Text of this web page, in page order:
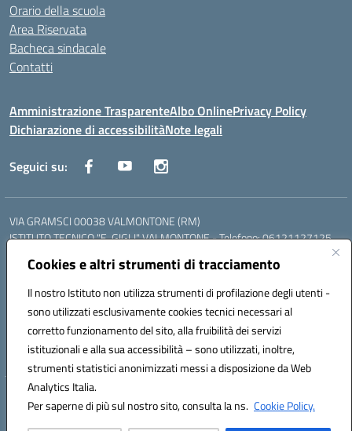
Cookies e altri strumenti di tracciamento
Il nostro Istituto non utilizza strumenti di profilazione degli utenti -
sono utilizzati esclusivamente cookies tecnici necessari al
corretto funzionamento del sito, alla fruibilità dei servizi
istituzionali e alla sua accessibilità – sono utilizzati, inoltre,
strumenti statistici anonimizzati messi a disposizione da Web
Analytics Italia.
Per saperne di più sul nostro sito, consulta la ns. Cookie Policy.
Orario della scuola
Area Riservata
Bacheca sindacale
Contatti
Amministrazione TrasparenteAlbo OnlinePrivacy Policy
Dichiarazione di accessibilitàNote legali
Seguici su:
VIA GRAMSCI 00038 VALMONTONE (RM)
ISTITUTO TECNICO "E. GIGLI" VALMONTONE - Telefono: 06121127125
06121126825
LICEO DELLE SCIENZE UMANE "P.L. NERVI" SEGNI - Telefono:
Mail: RMIS099002@istruzione.it - PEC: RMIS099002@pec.istruzione.it
Codice meccanografico: RMIS099002
Codice fiscale: 95036960581
Hosting & Powered by 3D Solution S.r.l.
Concept & Design by Designers Italia